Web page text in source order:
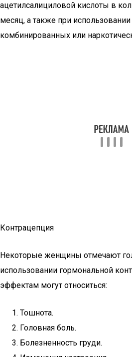
ацетилсалициловой кислоты в
месяц, а также при
комбинированных или
Контрацепция
Некоторые женщины отмечают
использовании гормональной
эффектам могут относиться:
Тошнота.
Головная боль.
Болезненность груди.